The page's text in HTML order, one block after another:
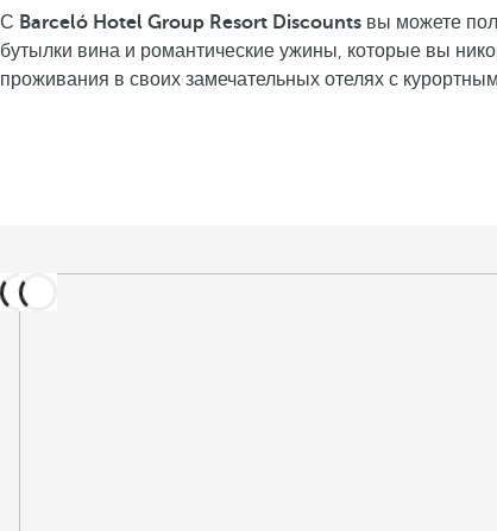
С Barceló Hotel Group Resort Discounts вы можете
бутылки вина и романтические ужины, которые вы
проживания в своих замечательных отелях с